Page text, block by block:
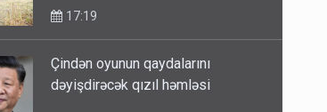
17:19
Çindən oyunun qaydalarını
dəyişdirəcək qızıl həmləsi